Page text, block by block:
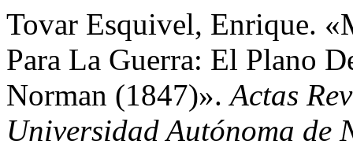
Tovar Esquivel, Enrique.
Para La Guerra: El Plano
Norman (1847)».Actas
Universidad Autónoma de